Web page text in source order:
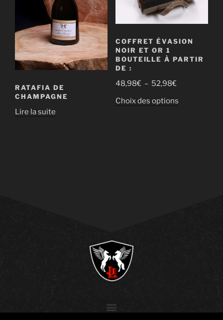
RATAFIA DE
CHAMPAGNE
Lire la suite
COFFRET ÉVASION
NOIR ET OR 1
BOUTEILLE À PARTIR
DE :
48,98€ – 52,98€
Choix des options